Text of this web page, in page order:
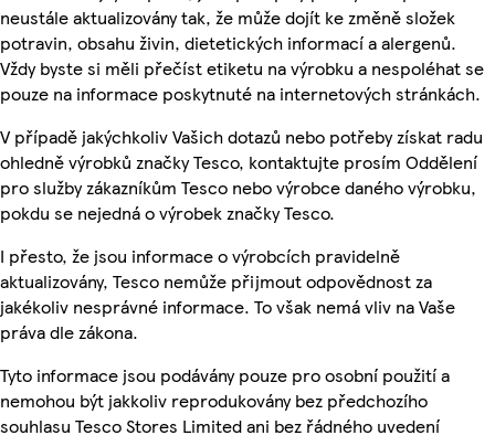
neustále aktualizovány tak, že může dojít ke změně složek
potravin, obsahu živin, dietetických informací a alergenů.
Vždy byste si měli přečíst etiketu na výrobku a nespoléhat se
pouze na informace poskytnuté na internetových stránkách.
V případě jakýchkoliv Vašich dotazů nebo potřeby získat radu
ohledně výrobků značky Tesco, kontaktujte prosím Oddělení
pro služby zákazníkům Tesco nebo výrobce daného výrobku,
pokdu se nejedná o výrobek značky Tesco.
I přesto, že jsou informace o výrobcích pravidelně
aktualizovány, Tesco nemůže přijmout odpovědnost za
jakékoliv nesprávné informace. To však nemá vliv na Vaše
práva dle zákona.
Tyto informace jsou podávány pouze pro osobní použití a
nemohou být jakkoliv reprodukovány bez předchozího
souhlasu Tesco Stores Limited ani bez řádného uvedení